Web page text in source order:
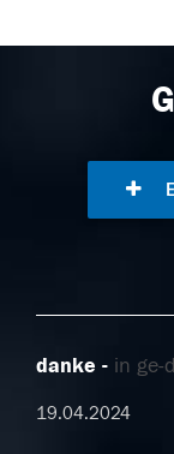
danke in ge-
19.04.2024